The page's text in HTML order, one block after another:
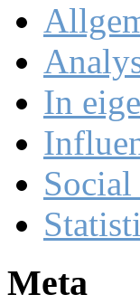
In
Meta